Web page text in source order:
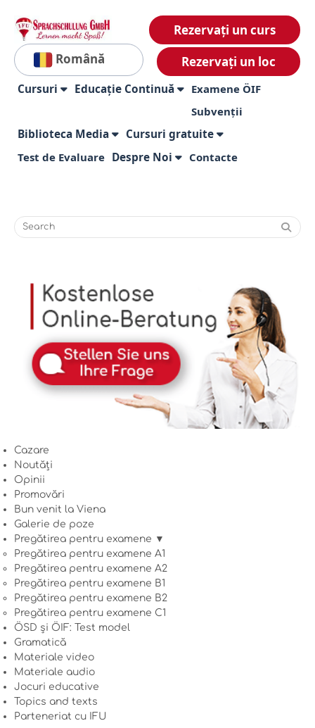
Română
Rezervați un curs
Rezervați un loc
Cursuri Educație Continuă
Examene ÖIF
Subvenții
Biblioteca Media Cursuri gratuite
Test de Evaluare Despre Noi Contacte
Cazare
Noutăți
Opinii
Promovări
Bun venit la Viena
Galerie de poze
Pregătirea pentru examene ▼
Pregătirea pentru examene A1
Pregătirea pentru examene A2
Pregătirea pentru examene B1
Pregătirea pentru examene B2
Pregătirea pentru examene C1
ÖSD și ÖIF: Test model
Gramatică
Materiale video
Materiale audio
Jocuri educative
Topics and texts
Parteneriat cu IFU